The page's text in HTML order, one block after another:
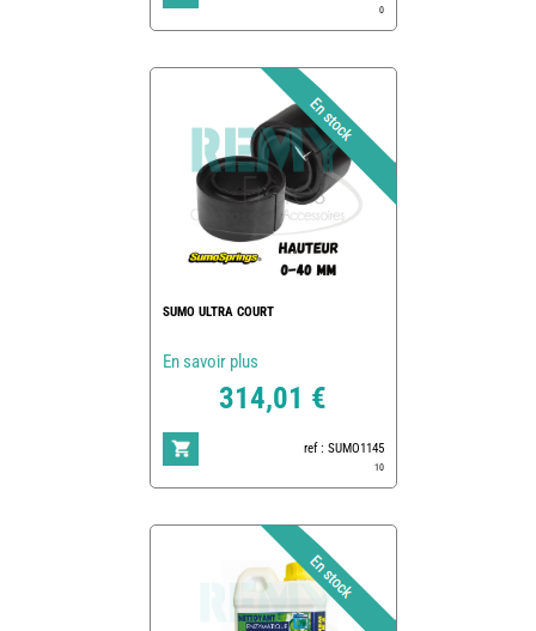
0
SUMO ULTRA COURT
En savoir plus
314,01 €
ref : SUMO1145
10